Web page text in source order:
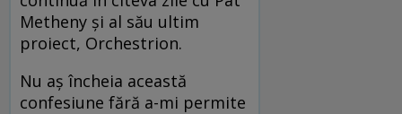
Metheny şi al său ultim
proiect, Orchestrion.
Nu aş încheia această
confesiune fără a-mi permite